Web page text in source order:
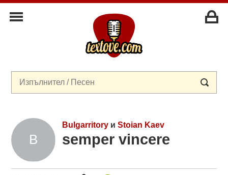
Bulgarritoryи Stoian Kaev
semper vincere